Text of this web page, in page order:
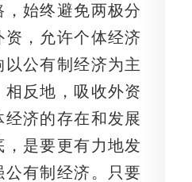
始终避免两极分
，允许个体经济
公有制经济为主
反地，吸收外资
济的存在和发展
是要更有力地发
公有制经济。只要